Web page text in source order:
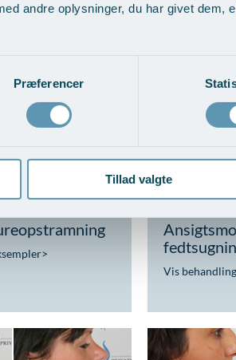
andre oplysninger, du har givet dem,
Præferencer
Tillad valgte
Indirekte
>
Vis